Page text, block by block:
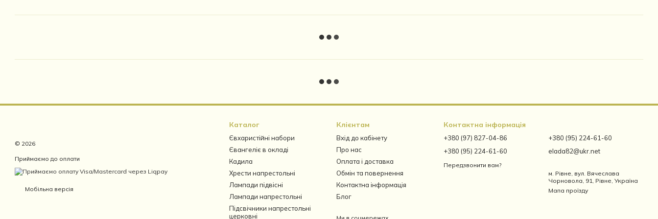
© 2026
Приймаємо до оплати
Мобільна версія
Каталог
Євхаристійні набори
Євангеліє в окладі
Кадила
Хрести напрестольні
Лампади підвісні
Лампади напрестольні
Підсвічники напрестольні
церковні
Клієнтам
Вхід до кабінету
Про нас
Оплата і доставка
Обмін та повернення
Контактна інформація
Блог
Контактна інформація
+380 (97) 827-04-86
+380 (95) 224-61-60
Передзвонити вам?
+380 (95) 224-61-60
elada82@ukr.net
м. Рівне, вул. Вячеслава
Чорновола, 91, Рівне, Україна
Мапа проїзду